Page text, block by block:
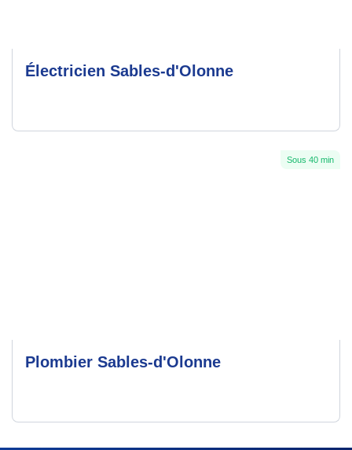
Électricien Sables-d'Olonne
Sous 40 min
Plombier Sables-d'Olonne